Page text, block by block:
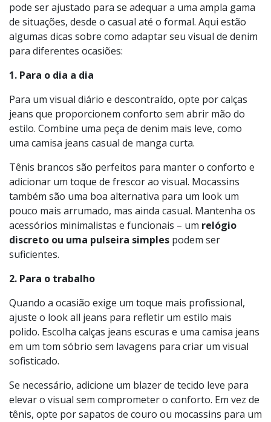
Adaptação do look all jeans masculino para
diversas ocasiões
O look all jeans masculino é notoriamente versátil e
pode ser ajustado para se adequar a uma ampla gama
de situações, desde o casual até o formal. Aqui estão
para diferentes ocasiões:
1. Para o dia a dia
Para um visual diário e descontraído, opte por calças
jeans que proporcionem conforto sem abrir mão do
estilo. Combine uma peça de denim mais leve, como
uma camisa jeans casual de manga curta.
Tênis brancos são perfeitos para manter o conforto e
adicionar um toque de frescor ao visual. Mocassins
também são uma boa alternativa para um look um
acessórios minimalistas e funcionais – um
suficientes.
2. Para o trabalho
Quando a ocasião exige um toque mais profissional,
polido. Escolha calças jeans escuras e uma camisa jeans
em um tom sóbrio sem lavagens para criar um visual
sofisticado.